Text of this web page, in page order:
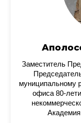
Заместитель
муниципальному
офиса 80-